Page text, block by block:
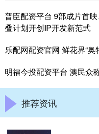
普臣配资平台 9部成片首
叠计划开创IP开发新范式
乐配网配资官网 鲜花界“
明福今投配资平台 澳民众
推荐资讯